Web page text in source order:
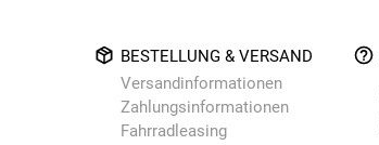
BESTELLUNG & VERSAND
Versandinformationen
Zahlungsinformationen
Fahrradleasing